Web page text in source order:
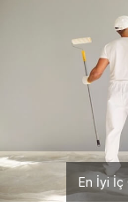
En İyi İç